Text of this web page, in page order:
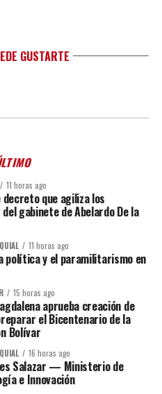
GUSTARTE
11 horas ago
decreto que agiliza los
gabinete de Abelardo De la
11 horas ago
política y el paramilitarismo en
15 horas ago
aprueba creación de
el Bicentenario de la
Bolívar
16 horas ago
Salazar — Ministerio de
e Innovación